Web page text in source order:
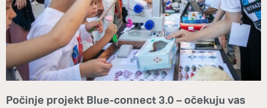
Počinje projekt Blue-connect 3.0 – očekuju vas